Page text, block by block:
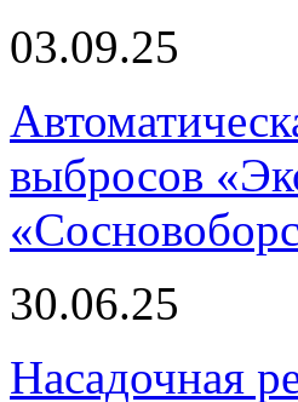
03.09.25
выбросов
30.06.25
Насадочная